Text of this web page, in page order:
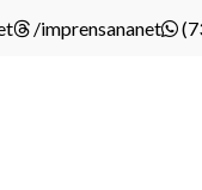
/imprensananet